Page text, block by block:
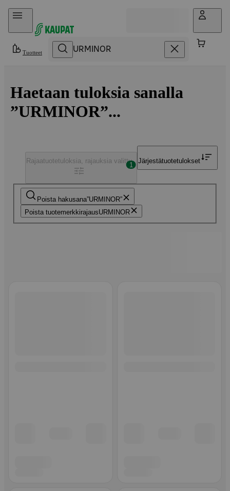
Hyppää sisältöön
Tuotteet
Haetaan tuloksia sanalla
”URMINOR”...
Poista hakusana URMINOR
Poista tuotemerkkirajausURMINOR
Rajaatuotetuloksia, rajauksia valittu
1
Järjestätuotetulokset